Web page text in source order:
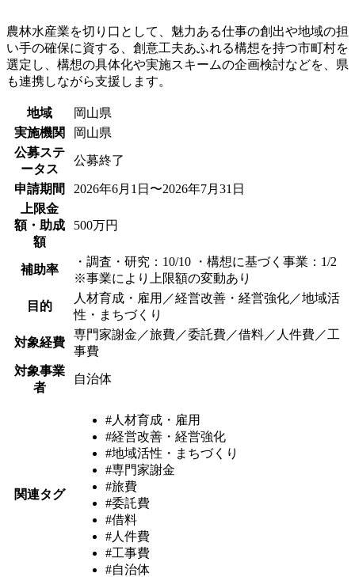
農林水産業を切り口として、魅力ある仕事の創出や地域の担
い手の確保に資する、創意工夫あふれる構想を持つ市町村を
選定し、構想の具体化や実施スキームの企画検討などを、県
も連携しながら支援します。
地域
岡山県
実施機関
岡山県
公募ステ
ータス
公募終了
申請期間
2026年6月1日〜2026年7月31日
上限金
額・助成
額
500万円
補助率
・調査・研究：10/10 ・構想に基づく事業：1/2
※事業により上限額の変動あり
目的
人材育成・雇用／経営改善・経営強化／地域活
性・まちづくり
対象経費
専門家謝金／旅費／委託費／借料／人件費／工
事費
対象事業
者
自治体
関連タグ
#人材育成・雇用
#経営改善・経営強化
#地域活性・まちづくり
#専門家謝金
#旅費
#委託費
#借料
#人件費
#工事費
#自治体